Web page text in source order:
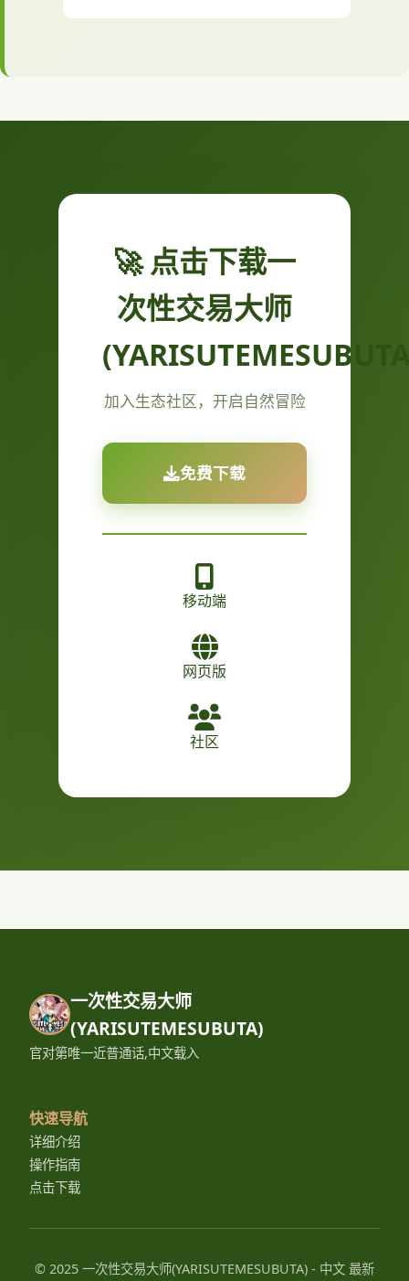
🚀 点击下载一
次性交易大师
加入生态社区，开启自然冒险
免费下载
移动端
网页版
社区
一次性交易大师
(YARISUTEMESUBUTA)
官对第唯一近普通话,中文载入
快速导航
详细介绍
操作指南
点击下载
© 2025 一次性交易大师(YARISUTEMESUBUTA) - 中文 最新